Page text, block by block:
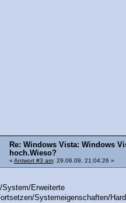
Re: Windows Vista: Windows
hoch.Wieso?
« Antwort #3 am: 29.06.09, 21:04:26 »
Erweiterte
Systemeigenschaften/